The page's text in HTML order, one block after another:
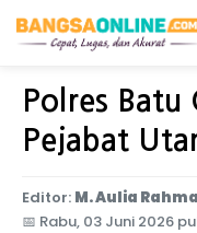
Home Jawa Timur
Polres Batu
Pejabat
Editor: M. Aulia
📅 Rabu, 03 Juni 2026